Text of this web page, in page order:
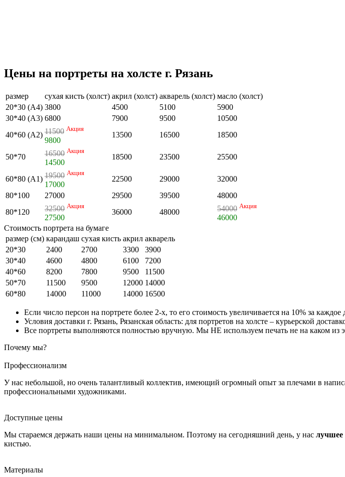
Цены на портреты на холсте г. Рязань
размер сухая кисть (холст) акрил (холст) акварель (холст) масло (холст)
20*30 (А4) 3800 4500 5100
5900
30*40 (А3) 6800 7900 9500
10500
40*60 (А2) 11500 Акция
9800
13500 16500 18500
50*70 16500 Акция
14500
18500 23500 25500
60*80 (А1) 19500 Акция
17000
22500 29000
32000
80*100
27000 29500 39500
48000
80*120
32500 Акция
27500
36000 48000 54000 Акция
46000
Стоимость портрета на бумаге
размер (см) карандаш сухая кисть акрил акварель
20*30
2400 2700 3300
3900
30*40
4600 4800 6100
7200
40*60
8200 7800 9500
11500
50*70
11500 9500 12000 14000
60*80
14000 11000 14000 16500
Если число персон на портрете более 2-х, то его стоимость увеличивается на 10% за
Условия доставки г. Рязань, Рязанская область: для портретов на холсте – курьерской
Все портреты выполняются полностью вручную. Мы НЕ используем печать не на каком из
Почему мы?
Профессионализм
У нас небольшой, но очень талантливый коллектив, имеющий огромный опыт за плечами в
профессиональными художниками.
Доступные цены
Мы стараемся держать наши цены на минимальном. Поэтому на сегодняшний день, у нас лучшее
кистью.
Материалы